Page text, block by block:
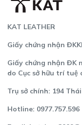
KAT LEATHER
Giấy chứng nhận
Giấy chứng nhận ĐK
do Cục sở hữu trí tuệ
Trụ sở chính: 194
Hotline: 0977.757.596